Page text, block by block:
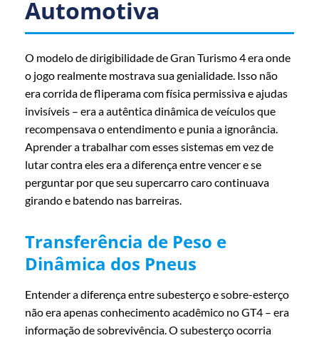
Automotiva
O modelo de dirigibilidade de Gran Turismo 4 era onde
o jogo realmente mostrava sua genialidade. Isso não
era corrida de fliperama com física permissiva e ajudas
invisíveis – era a autêntica dinâmica de veículos que
recompensava o entendimento e punia a ignorância.
Aprender a trabalhar com esses sistemas em vez de
lutar contra eles era a diferença entre vencer e se
perguntar por que seu supercarro caro continuava
girando e batendo nas barreiras.
Transferência de Peso e
Dinâmica dos Pneus
Entender a diferença entre subesterço e sobre-esterço
não era apenas conhecimento acadêmico no GT4 – era
informação de sobrevivência. O subesterço ocorria